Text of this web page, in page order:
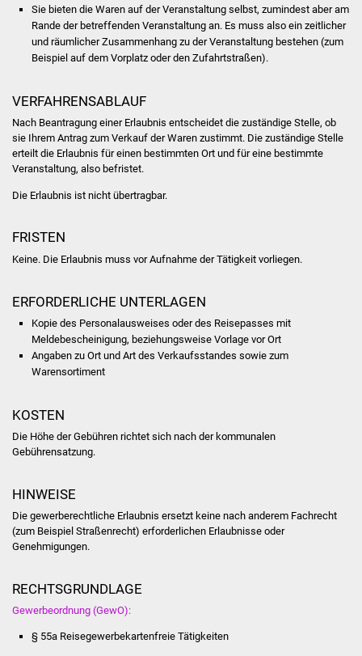
Volkshochschule
Soziale Einrichtungen
Lokale Agenda
Jugendhaus
Familienzentrum
Stadtwerke
Suenergie
Hitzewarnung / UV-
Sie bieten die Waren auf der Veranstaltung selbst, zumindest aber am
Rande der betreffenden Veranstaltung an. Es muss also ein zeitlicher
und räumlicher Zusammenhang zu der Veranstaltung bestehen (zum
Beispiel auf dem Vorplatz oder den Zufahrtstraßen).
VERFAHRENSABLAUF
Nach Beantragung einer Erlaubnis entscheidet die zuständige Stelle, ob
sie Ihrem Antrag zum Verkauf der Waren zustimmt. Die zuständige Stelle
erteilt die Erlaubnis für einen bestimmten Ort und für eine bestimmte
Veranstaltung, also befristet.
Die Erlaubnis ist nicht übertragbar.
FRISTEN
Keine. Die Erlaubnis muss vor Aufnahme der Tätigkeit vorliegen.
ERFORDERLICHE UNTERLAGEN
Kopie des Personalausweises oder des Reisepasses mit
Meldebescheinigung, beziehungsweise Vorlage vor Ort
Angaben zu Ort und Art des Verkaufsstandes sowie zum
Warensortiment
KOSTEN
Die Höhe der Gebühren richtet sich nach der kommunalen
Gebührensatzung.
HINWEISE
Die gewerberechtliche Erlaubnis ersetzt keine nach anderem Fachrecht
(zum Beispiel Straßenrecht) erforderlichen Erlaubnisse oder
Genehmigungen.
RECHTSGRUNDLAGE
Gewerbeordnung (GewO):
§ 55a Reisegewerbekartenfreie Tätigkeiten